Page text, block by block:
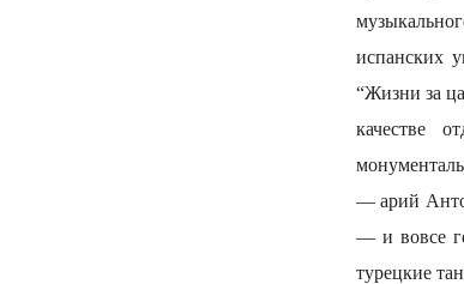
испанских
“Жизни за
качестве
— арий
— и вовсе
турецкие